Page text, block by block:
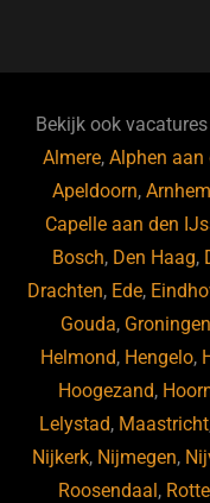
b
o
o
k
ky dI
n
Bekijk ook
Almere,Alphen aan
Apeldoorn,Arnhem
Capelle aan den
Bosch, Den Haag,
Drachten, Ede,
Gouda, Groningen
Helmond, Hengelo,
Hoogezand,
Lelystad, Maastricht
Nijkerk, Nijmegen,
Roosendaal ,